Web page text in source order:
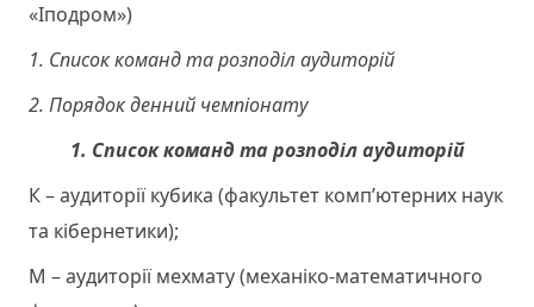
«Іподром»)
1. Список команд та розподіл аудиторій
2. Порядок денний чемпіонату
1. Список команд та розподіл аудиторій
К – аудиторії кубика (факультет комп’ютерних наук
та кібернетики);
М – аудиторії мехмату (механіко-математичного